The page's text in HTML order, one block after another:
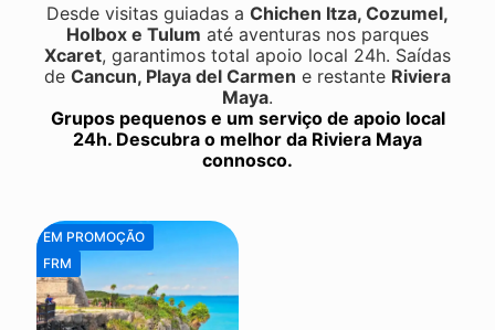
Desde visitas guiadas a Chichen Itza, Cozumel,
Holbox e Tulum até aventuras nos parques
Xcaret, garantimos total apoio local 24h. Saídas
de Cancun, Playa del Carmen e restante Riviera
Maya.
Grupos pequenos e um serviço de apoio local
24h. Descubra o melhor da Riviera Maya
connosco.
EM PROMOÇÃO
FRM